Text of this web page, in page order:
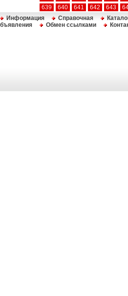
639
640 641 642 643
Информация Справочная
Обмен ссылками